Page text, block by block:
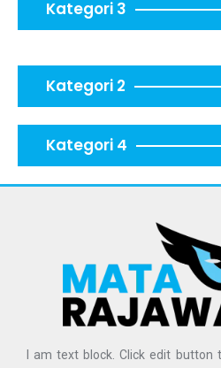
Kategori 3
Kategori 2
Kategori 4
I am text block. Click edit